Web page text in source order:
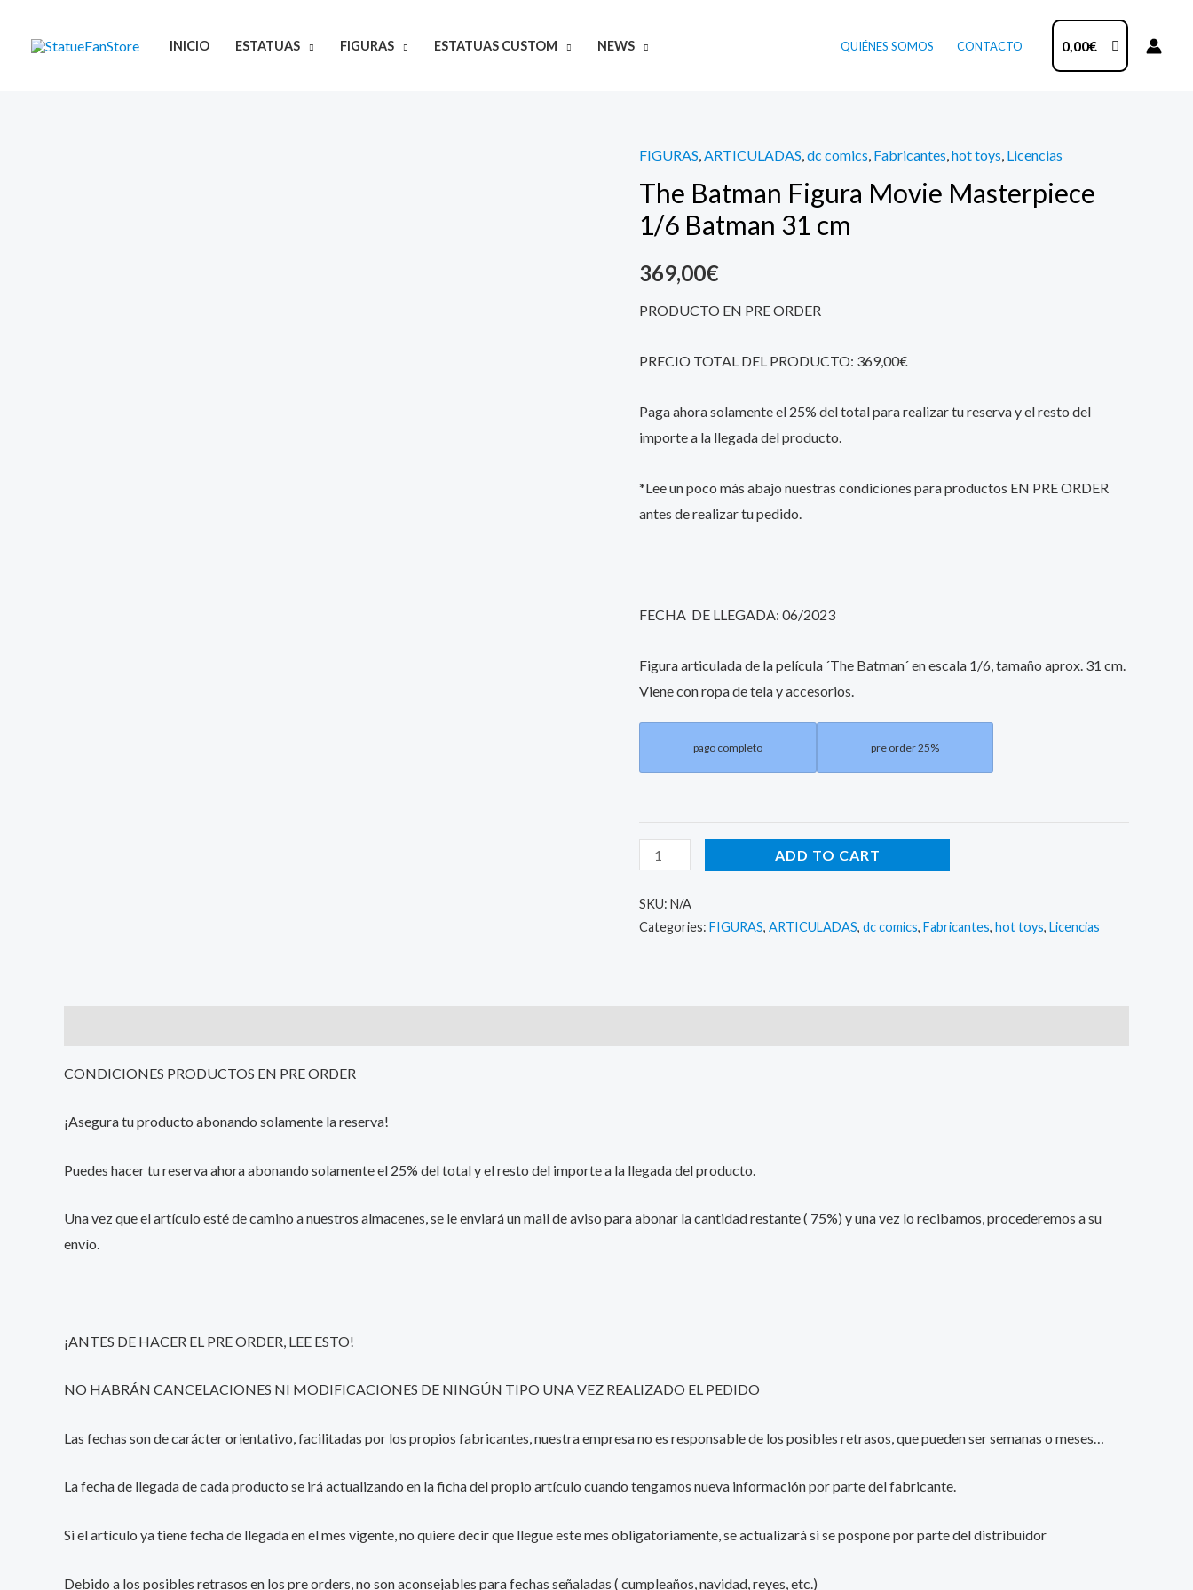
INICIO ESTATUAS FIGURAS ESTATUAS CUSTOM NEWS QUIÉNES SOMOS CONTACTO 0,00€
FIGURAS,ARTICULADAS,dc comics, Fabricantes,hot toys, Licencias
The Batman Figura Movie Masterpiece
1/6 Batman 31 cm
369,00€
PRODUCTO EN PRE ORDER
PRECIO TOTAL DEL PRODUCTO: 369,00€
Paga ahora solamente el 25% del total para realizar tu reserva y el resto del
importe a la llegada del producto.
*Lee un poco más abajo nuestras condiciones para productos EN PRE ORDER
antes de realizar tu pedido.
FECHA DE LLEGADA: 06/2023
Figura articulada de la película ´The Batman´ en escala 1/6, tamaño aprox. 31 cm.
Viene con ropa de tela y accesorios.
pago completo pre order 25%
The
Batman
Figura
Movie
Masterpiece
Batman
cm
ADD TO CART
SKU: N/A
Categories: FIGURAS, ARTICULADAS, dc comics, Fabricantes, hot toys, Licencias
CONDICIONES PRODUCTOS EN PRE ORDER
¡Asegura tu producto abonando solamente la reserva!
Puedes hacer tu reserva ahora abonando solamente el 25% del total y el resto del importe a la llegada del producto.
Una vez que el artículo esté de camino a nuestros almacenes, se le enviará un mail de aviso para abonar la cantidad restante ( 75%) y una vez lo recibamos, procederemos a su
envío.
¡ANTES DE HACER EL PRE ORDER, LEE ESTO!
NO HABRÁN CANCELACIONES NI MODIFICACIONES DE NINGÚN TIPO UNA VEZ REALIZADO EL PEDIDO
Las fechas son de carácter orientativo, facilitadas por los propios fabricantes, nuestra empresa no es responsable de los posibles retrasos, que pueden ser semanas o meses…
La fecha de llegada de cada producto se irá actualizando en la ficha del propio artículo cuando tengamos nueva información por parte del fabricante.
Si el artículo ya tiene fecha de llegada en el mes vigente, no quiere decir que llegue este mes obligatoriamente, se actualizará si se pospone por parte del distribuidor
Debido a los posibles retrasos en los pre orders, no son aconsejables para fechas señaladas ( cumpleaños, navidad, reyes, etc.)